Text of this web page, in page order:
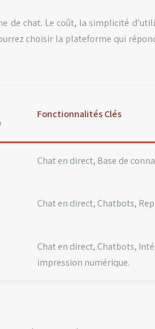
chat. Le coût, la simplicité
choisir la plateforme qui
Fonctionnalités Clés
Chat en direct, Base de
Chat en direct, Chatbots,
Chat en direct, Chatbots,
impression numérique.